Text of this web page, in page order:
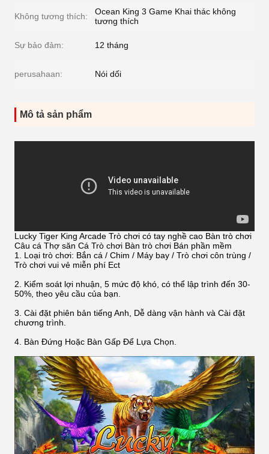
Không tương thích:
Ocean King 3 Game Khai thác không
tương thích
Sự bảo đảm: 12 tháng
perusahaan: Nói dối
Mô tả sản phẩm
Lucky Tiger King Arcade Trò chơi có tay nghề cao Bàn trò chơi
Câu cá Thợ săn Cá Trò chơi Bàn trò chơi Bán phần mềm
1. Loại trò chơi: Bắn cá / Chim / Máy bay / Trò chơi côn trùng /
Trò chơi vui vẻ miễn phí Ect
2. Kiểm soát lợi nhuận, 5 mức độ khó, có thể lập trình đến 30-
50%, theo yêu cầu của bạn.
3. Cài đặt phiên bản tiếng Anh, Dễ dàng vận hành và Cài đặt
chương trình.
4. Bàn Đứng Hoặc Bàn Gấp Để Lựa Chọn.